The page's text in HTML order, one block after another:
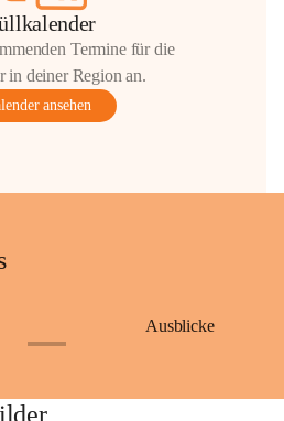
Termine für die
in deiner Region an.
ansehen
Ausblicke